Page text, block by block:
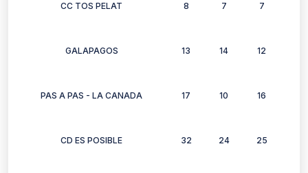
CC TOS PELAT 8 7 7
GALAPAGOS 13 14 12
PAS A PAS - LA CANADA 17 10 16
CD ES POSIBLE 32 24 25